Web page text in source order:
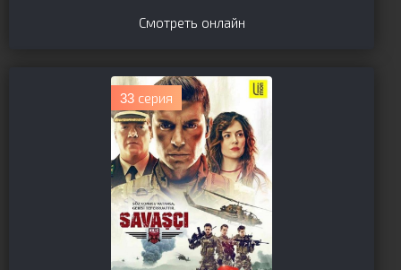
Смотреть онлайн
33 серия